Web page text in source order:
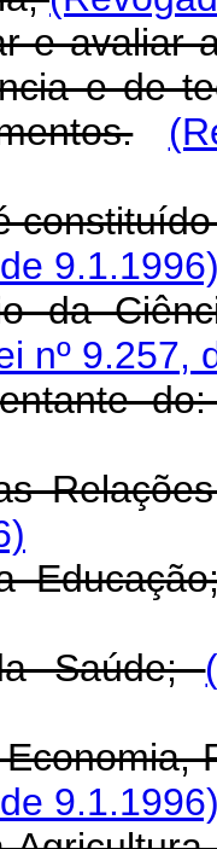
e avaliar
e de
da
nº 9.257,
Saúde;